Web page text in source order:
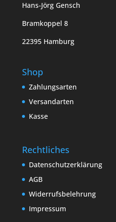
Hans-Jörg Gensch
Bramkoppel 8
22395 Hamburg
Shop
Zahlungsarten
Versandarten
Kasse
Rechtliches
Datenschutzerklärung
AGB
Widerrufsbelehrung
Impressum